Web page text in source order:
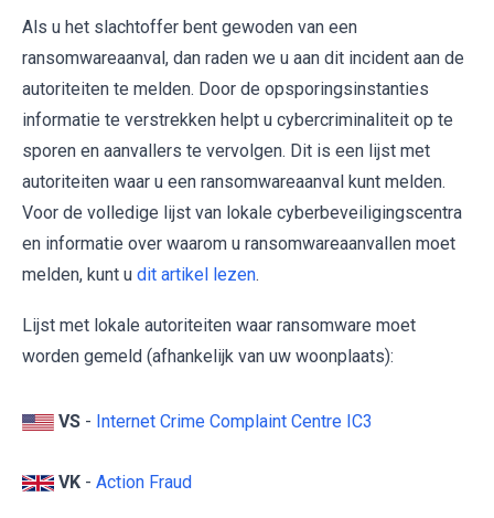
Als u het slachtoffer bent gewoden van een
ransomwareaanval, dan raden we u aan dit incident aan de
autoriteiten te melden. Door de opsporingsinstanties
informatie te verstrekken helpt u cybercriminaliteit op te
sporen en aanvallers te vervolgen. Dit is een lijst met
autoriteiten waar u een ransomwareaanval kunt melden.
Voor de volledige lijst van lokale cyberbeveiligingscentra
en informatie over waarom u ransomwareaanvallen moet
melden, kunt u dit artikel lezen.
Lijst met lokale autoriteiten waar ransomware moet
worden gemeld (afhankelijk van uw woonplaats):
VS - Internet Crime Complaint Centre IC3
VK - Action Fraud